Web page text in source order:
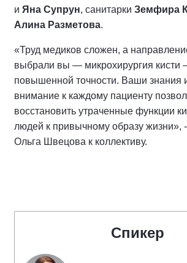
и Яна Супрун, санитарки Земфира
Алина Разметова.
«Труд медиков сложен, а
выбрали вы — микрохирургия кисти
повышенной точности. Ваши знания
внимание к каждому пациенту
восстановить утраченные функции
людей к привычному образу жизни»,
Ольга Швецова к коллективу.
Спикер